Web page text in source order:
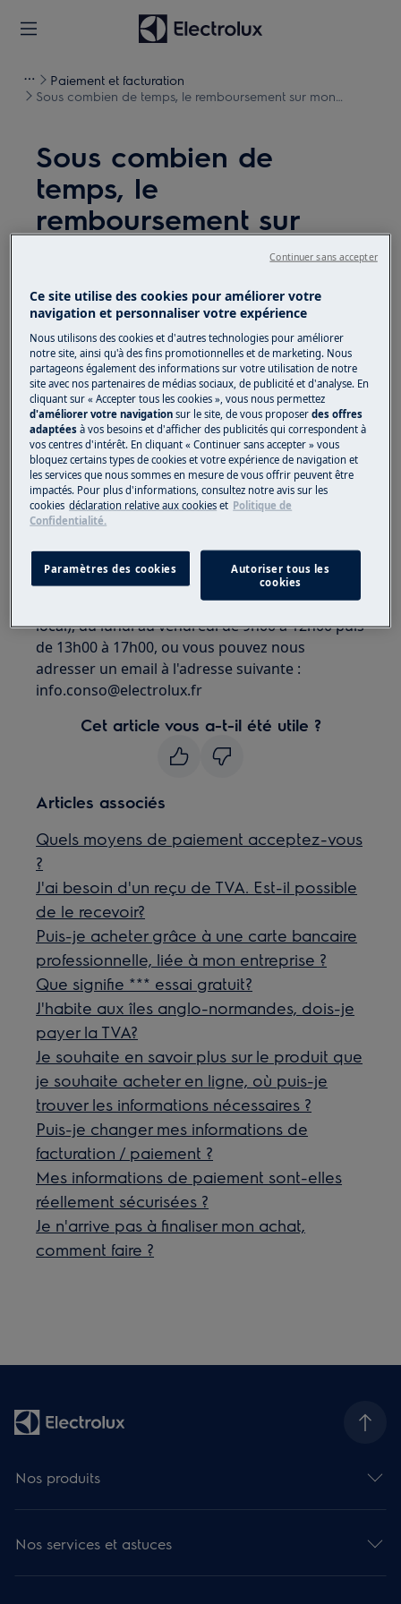
Paiement et facturation
Sous combien de temps, le remboursement sur mon
Sous combien de
temps, le
remboursement sur
mon compte bancaire
Dysfonctionnement
Sous combien de temps, le remboursement sur
mon compte bancaire sera réalisé ?
Solution
Nous remboursons tous les paiements reçus,
sous 30 jours à date de réception du produit et
en fonction de l'éligibilité du produit. Sauf
indication contraire, Electrolux rembourse en
avez utilisé pour acheter le produit. En cas de
besoin, contactez notre service consommateurs
au 0 809 102 034 (service gratuit + prix appel
local), du lundi au vendredi de 9h00 à 12h00 puis
de 13h00 à 17h00, ou vous pouvez nous
adresser un email à l'adresse suivante :
info.conso@electrolux.fr
Cet article vous a-t-il été utile ?
Articles associés
Quels moyens de paiement acceptez-vous
?
J'ai besoin d'un reçu de TVA. Est-il possible
de le recevoir?
Puis-je acheter grâce à une carte bancaire
professionnelle, liée à mon entreprise ?
Que signifie *** essai gratuit?
J'habite aux îles anglo-normandes, dois-je
payer la TVA?
Je souhaite en savoir plus sur le produit que
je souhaite acheter en ligne, où puis-je
trouver les informations nécessaires ?
Puis-je changer mes informations de
facturation / paiement ?
Mes informations de paiement sont-elles
réellement sécurisées ?
Je n'arrive pas à finaliser mon achat,
comment faire ?
Nos produits
Nos services et astuces
Ce site utilise des cookies pour améliorer votre
navigation et personnaliser votre expérience
Nous utilisons des cookies et d'autres technologies pour améliorer
notre site, ainsi qu'à des fins promotionnelles et de marketing. Nous
partageons également des informations sur votre utilisation de notre
site avec nos partenaires de médias sociaux, de publicité et d'analyse. En
cliquant sur « Accepter tous les cookies », vous nous permettez
d'améliorer votre navigation sur le site, de vous proposerdes offres
adaptées à vos besoins et d'afficher des publicités qui correspondent à
vos centres d'intérêt. En cliquant « Continuer sans accepter » vous
bloquez certains types de cookies et votre expérience de navigation et
les services que nous sommes en mesure de vous offrir peuvent être
impactés. Pour plus d'informations, consultez notre avis sur les
cookies déclaration relative aux cookies et Politique de
Confidentialité.
Paramètres des cookies
Autoriser tous les
cookies
Continuer sans accepter